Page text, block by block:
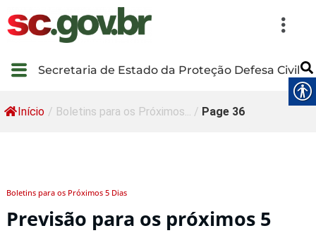
Secretaria de Estado da Proteção Defesa Civil
Início / Boletins para os Próximos... / Page 36
Boletins para os Próximos 5 Dias
Previsão para os próximos 5